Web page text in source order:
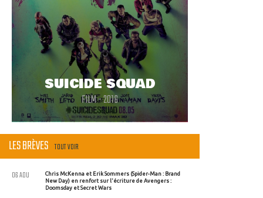
SUICIDE SQUAD
FILM - 2016
LES BRÈVES TOUT VOIR
Chris McKenna et Erik Sommers (Spider-Man : Brand
New Day) en renfort sur l'écriture de Avengers :
Doomsday et Secret Wars
06 AOU